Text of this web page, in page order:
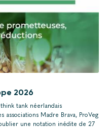
2026
think tank néerlandais
associations Madre Brava, ProVeg
une notation inédite de 27